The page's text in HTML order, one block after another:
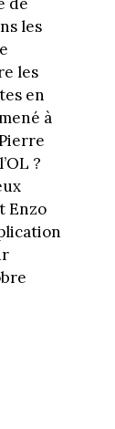
les
les
en
à
?
Enzo